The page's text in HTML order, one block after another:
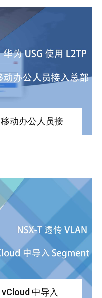
动办公人员接
中导入